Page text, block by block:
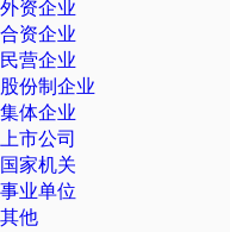
外资企业
合资企业
民营企业
股份制企业
集体企业
上市公司
国家机关
事业单位
其他